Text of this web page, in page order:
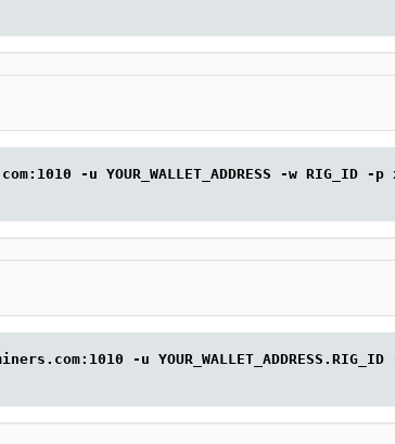
-u YOUR_WALLET_ADDRESS -w RIG_ID -p
-u